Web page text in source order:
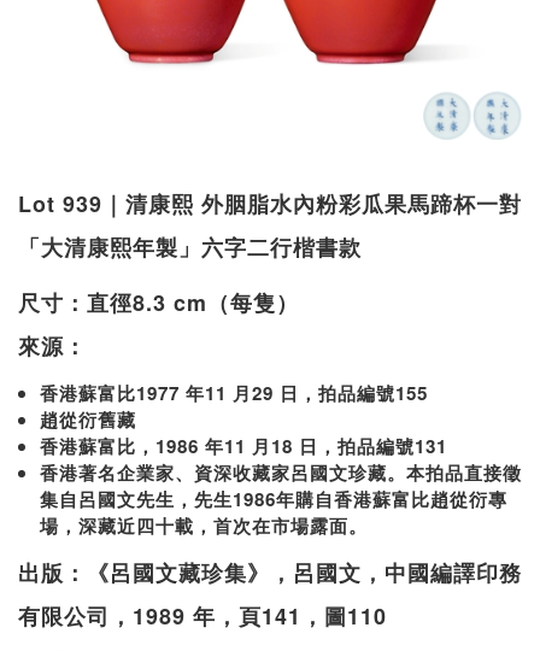
Lot 939｜清康熙 外胭脂水內粉彩瓜果馬蹄杯一對
「大清康熙年製」六字二行楷書款
尺寸：直徑8.3 cm（每隻）
來源：
香港蘇富比1977 年11 月29 日，拍品編號155
趙從衍舊藏
香港蘇富比，1986 年11 月18 日，拍品編號131
香港著名企業家、資深收藏家呂國文珍藏。本拍品直接徵
集自呂國文先生，先生1986年購自香港蘇富比趙從衍專
場，深藏近四十載，首次在市場露面。
出版：《呂國文藏珍集》，呂國文，中國編譯印務
有限公司，1989 年，頁141，圖110